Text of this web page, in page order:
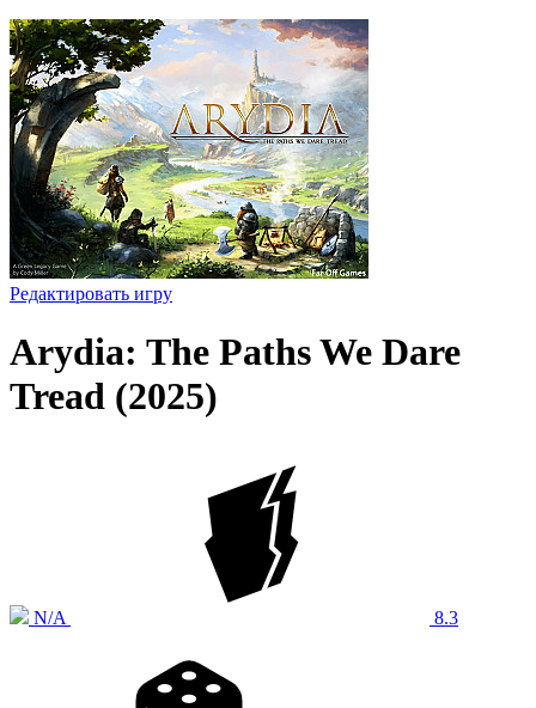
Редактировать игру
Arydia: The Paths We Dare
Tread (2025)
N/A 8.3